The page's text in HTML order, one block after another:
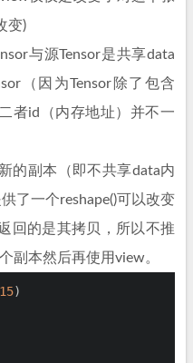
变)
与源Tensor是共享data
（因为Tensor除了包含
者id（内存地址）并不一
的副本（即不共享data内
了一个reshape()可以改变
回的是其拷贝，所以不推
副本然后再使用view。
15)